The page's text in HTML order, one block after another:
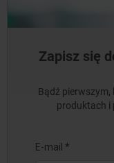
Zapisz się
Bądź
produktach i